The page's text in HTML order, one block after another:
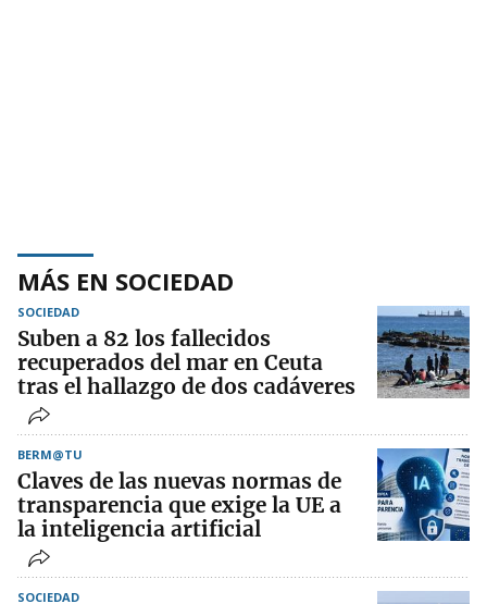
MÁS EN SOCIEDAD
SOCIEDAD
Suben a 82 los fallecidos
recuperados del mar en Ceuta
tras el hallazgo de dos cadáveres
BERM@TU
Claves de las nuevas normas de
transparencia que exige la UE a
la inteligencia artificial
SOCIEDAD